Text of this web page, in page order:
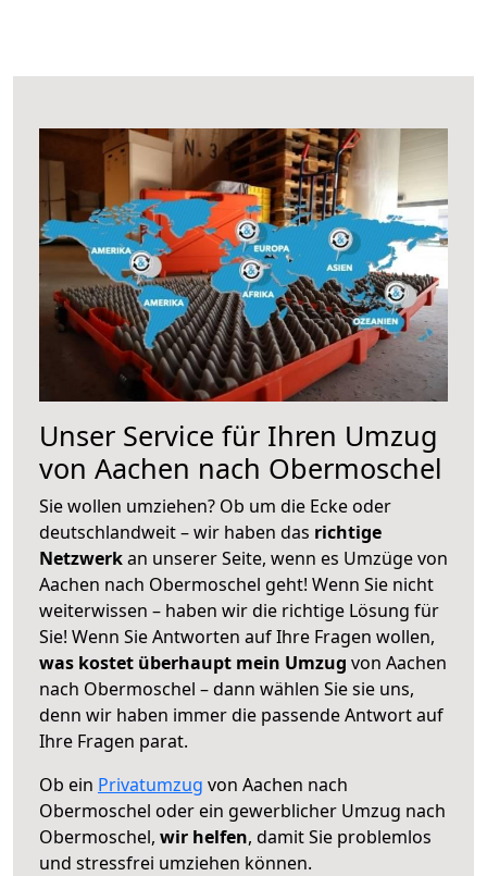
Unser Service für Ihren Umzug
von Aachen nach Obermoschel
Sie wollen umziehen? Ob um die Ecke oder
deutschlandweit – wir haben das richtige
Netzwerkan unserer Seite, wenn es Umzüge von
Aachen nach Obermoschel geht! Wenn Sie nicht
weiterwissen – haben wir die richtige Lösung für
Sie! Wenn Sie Antworten auf Ihre Fragen wollen,
was kostet überhaupt mein Umzug von Aachen
nach Obermoschel – dann wählen Sie sie uns,
denn wir haben immer die passende Antwort auf
Ihre Fragen parat.
Ob ein Privatumzug von Aachen nach
Obermoschel oder ein gewerblicher Umzug nach
Obermoschel, wir helfen, damit Sie problemlos
und stressfrei umziehen können.